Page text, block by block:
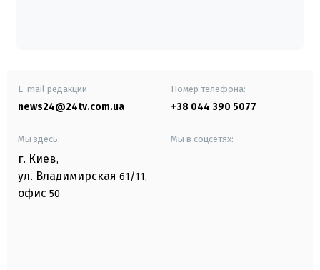
E-mail редакции
news24@24tv.com.ua
Номер телефона:
+38 044 390 5077
Мы здесь:
г. Киев,
ул. Владимирская 61/11,
офис 50
Мы в соцсетях: